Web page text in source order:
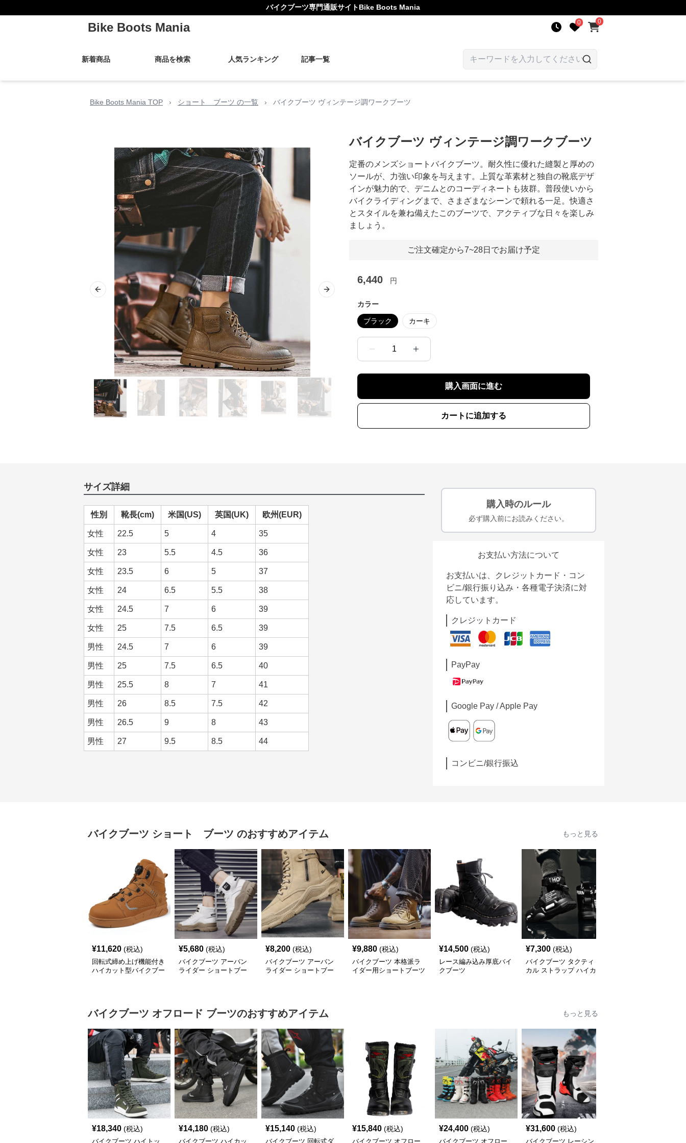
バイクブーツ専門通販サイトBike Boots Mania
Bike Boots Mania 0 0
新着商品 商品を検索 人気ランキング 記事一覧
Bike Boots Mania TOP › ショート ブーツ の一覧 › バイクブーツ ヴィンテージ調ワークブーツ
Previous slide Next slide
バイクブーツ ヴィンテージ調ワークブーツ
定番のメンズショートバイクブーツ。耐久性に優れた縫製と厚めの
ソールが、力強い印象を与えます。上質な革素材と独自の靴底デザ
インが魅力的で、デニムとのコーディネートも抜群。普段使いから
バイクライディングまで、さまざまなシーンで頼れる一足。快適さ
とスタイルを兼ね備えたこのブーツで、アクティブな日々を楽しみ
ましょう。
ご注文確定から7~28日でお届け予定
6,440 円
カラー
ブラック カーキ
1
購入画面に進む
カートに追加する
サイズ詳細
性別 靴長(cm) 米国(US) 英国(UK) 欧州(EUR)
女性 22.5 5 4 35
女性 23 5.5 4.5 36
女性 23.5 6 5 37
女性 24 6.5 5.5 38
女性 24.5 7 6 39
女性 25 7.5 6.5 39
男性 24.5 7 6 39
男性 25 7.5 6.5 40
男性 25.5 8 7 41
男性 26 8.5 7.5 42
男性 26.5 9 8 43
男性 27 9.5 8.5 44
購入時のルール
必ず購入前にお読みください。
お支払い方法について
お支払いは、クレジットカード・コン
ビニ/銀行振り込み・各種電子決済に対
応しています。
クレジットカード
PayPay
Google Pay / Apple Pay
コンビニ/銀行振込
バイクブーツ ショート ブーツ のおすすめアイテム もっと見る
¥11,620 (税込)
回転式締め上げ機能付き
ハイカット型バイクブー
¥5,680 (税込)
バイクブーツ アーバン
ライダー ショートブー
¥8,200 (税込)
バイクブーツ アーバン
ライダー ショートブー
¥9,880 (税込)
バイクブーツ 本格派ラ
イダー用ショートブーツ
¥14,500 (税込)
レース編み込み厚底バイ
クブーツ
¥7,300 (税込)
バイクブーツ タクティ
カル ストラップ ハイカ
バイクブーツ オフロード ブーツのおすすめアイテム もっと見る
¥18,340 (税込)
バイクブーツ ハイトッ
¥14,180 (税込)
バイクブーツ ハイカッ
¥15,140 (税込)
バイクブーツ 回転式ダ
¥15,840 (税込)
バイクブーツ オフロー
¥24,400 (税込)
バイクブーツ オフロー
¥31,600 (税込)
バイクブーツ レーシン